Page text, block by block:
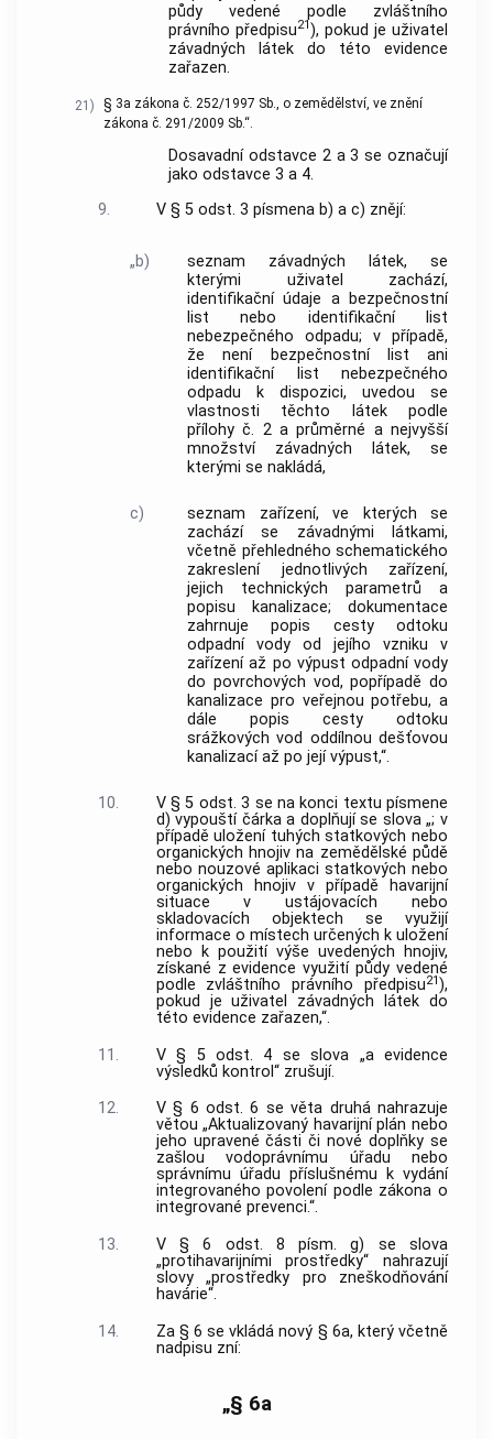
půdy vedené podle zvláštního
právního předpisu21), pokud je uživatel
závadných látek do této evidence
zařazen.
21)
§ 3a zákona č. 252/1997 Sb., o zemědělství, ve znění
zákona č. 291/2009 Sb.“.
Dosavadní odstavce 2 a 3 se označují
jako odstavce 3 a 4.
9.
V § 5 odst. 3 písmena b) a c) znějí:
„b)
seznam závadných látek, se
kterými uživatel zachází,
identifikační údaje a bezpečnostní
list nebo identifikační list
nebezpečného odpadu; v případě,
že není bezpečnostní list ani
identifikační list nebezpečného
odpadu k dispozici, uvedou se
vlastnosti těchto látek podle
přílohy č. 2 a průměrné a nejvyšší
množství závadných látek, se
kterými se nakládá,
c)
seznam zařízení, ve kterých se
zachází se závadnými látkami,
včetně přehledného schematického
zakreslení jednotlivých zařízení,
jejich technických parametrů a
popisu kanalizace; dokumentace
zahrnuje popis cesty odtoku
odpadní vody od jejího vzniku v
zařízení až po výpust odpadní vody
do povrchových vod, popřípadě do
kanalizace pro veřejnou potřebu, a
dále popis cesty odtoku
srážkových vod oddílnou dešťovou
kanalizací až po její výpust,“.
10.
V § 5 odst. 3 se na konci textu písmene
d) vypouští čárka a doplňují se slova „; v
případě uložení tuhých statkových nebo
organických hnojiv na zemědělské půdě
nebo nouzové aplikaci statkových nebo
organických hnojiv v případě havarijní
situace v ustájovacích nebo
skladovacích objektech se využijí
informace o místech určených k uložení
nebo k použití výše uvedených hnojiv,
získané z evidence využití půdy vedené
podle zvláštního právního předpisu21),
pokud je uživatel závadných látek do
této evidence zařazen,“.
11.
V § 5 odst. 4 se slova „a evidence
výsledků kontrol“ zrušují.
12.
V § 6 odst. 6 se věta druhá nahrazuje
větou „Aktualizovaný havarijní plán nebo
jeho upravené části či nové doplňky se
zašlou vodoprávnímu úřadu nebo
správnímu úřadu příslušnému k vydání
integrovaného povolení podle zákona o
integrované prevenci.“.
13.
V § 6 odst. 8 písm. g) se slova
„protihavarijními prostředky“ nahrazují
slovy „prostředky pro zneškodňování
havárie“.
14.
Za § 6 se vkládá nový § 6a, který včetně
nadpisu zní:
„§ 6a